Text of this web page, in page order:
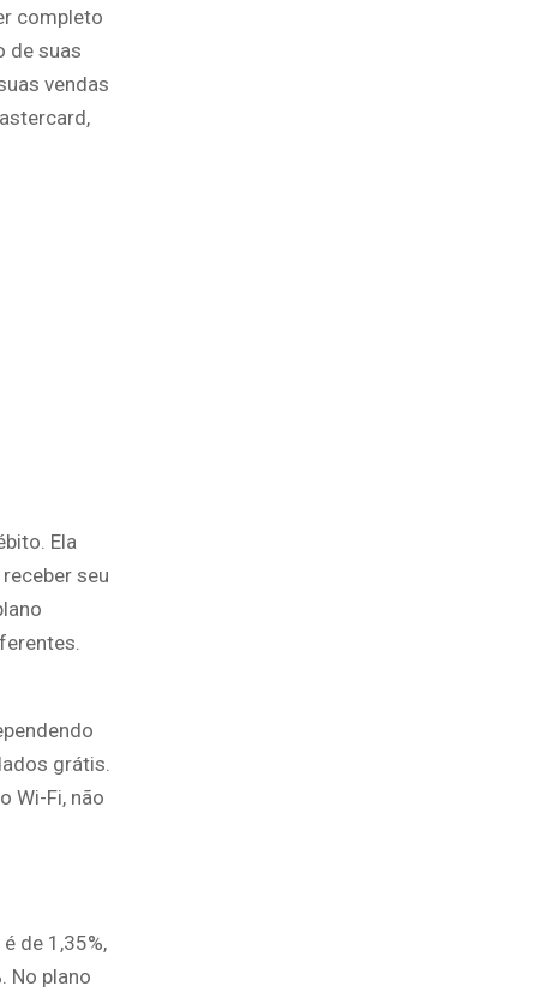
completo
de suas
vendas
Ela
seu
grátis.
Wi-Fi, não
de 1,35%,
No plano